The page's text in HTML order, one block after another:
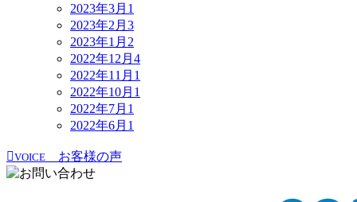
2023年3月 1
2023年2月 3
2023年1月 2
2022年12月 4
2022年11月 1
2022年10月 1
2022年7月 1
2022年6月 1
VOICE お客様の声